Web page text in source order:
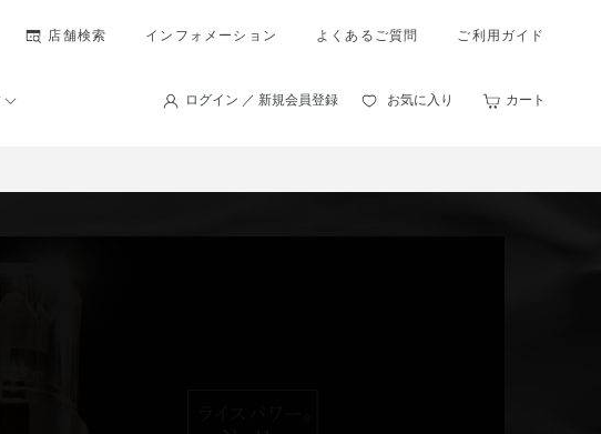
店舗検索 インフォメーション よくあるご質問 ご利用ガイド
ログイン ／ 新規会員登録 お気に入り カート